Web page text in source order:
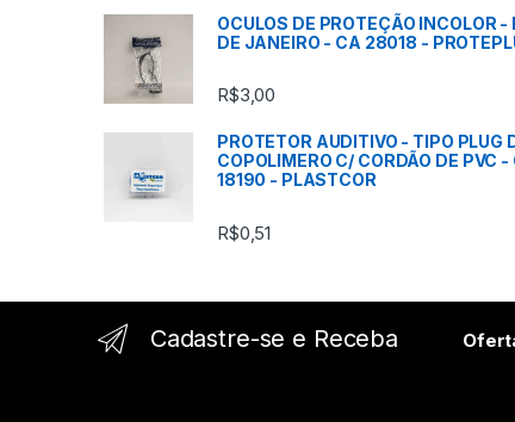
l
OCULOS DE PROTEÇÃO INCOLOR -
DE JANEIRO - CA 28018 -
R$3,00
PROTETOR AUDITIVO - TIPO PLUG
COPOLIMERO C/ CORDÃO DE PVC -
18190 - PLASTCOR
R$0,51
Cadastre-se e Receba